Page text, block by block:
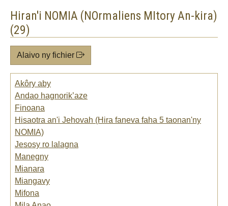
Hiran'i NOMIA (NOrmaliens MItory An-kira)
(29)
Alaivo ny fichier
Akôry aby
Andao hagnorik’aze
Finoana
Hisaotra an'i Jehovah (Hira faneva faha 5 taonan'ny
NOMIA)
Jesosy ro lalagna
Manegny
Mianara
Miangavy
Mifona